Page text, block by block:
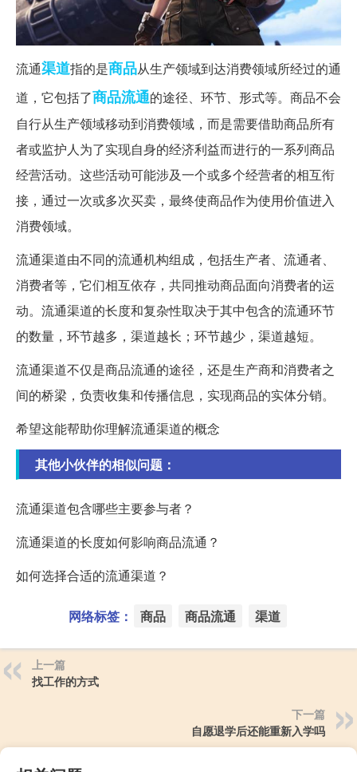
流通渠道指的是商品从生产领域到达消费领域所经过的通
道，它包括了商品流通的途径、环节、形式等。商品不会
自行从生产领域移动到消费领域，而是需要借助商品所有
者或监护人为了实现自身的经济利益而进行的一系列商品
经营活动。这些活动可能涉及一个或多个经营者的相互衔
接，通过一次或多次买卖，最终使商品作为使用价值进入
消费领域。
流通渠道由不同的流通机构组成，包括生产者、流通者、
消费者等，它们相互依存，共同推动商品面向消费者的运
动。流通渠道的长度和复杂性取决于其中包含的流通环节
的数量，环节越多，渠道越长；环节越少，渠道越短。
流通渠道不仅是商品流通的途径，还是生产商和消费者之
间的桥梁，负责收集和传播信息，实现商品的实体分销。
希望这能帮助你理解流通渠道的概念
其他小伙伴的相似问题：
流通渠道包含哪些主要参与者？
流通渠道的长度如何影响商品流通？
如何选择合适的流通渠道？
网络标签： 商品 商品流通 渠道
上一篇
找工作的方式
下一篇
自愿退学后还能重新入学吗